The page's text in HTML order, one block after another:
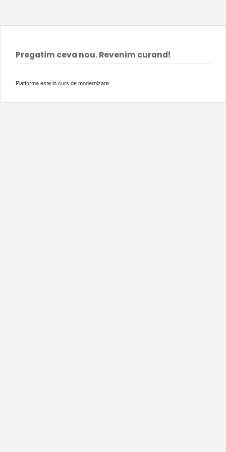
Pregatim ceva nou. Revenim curand!
Platforma este in curs de modernizare.